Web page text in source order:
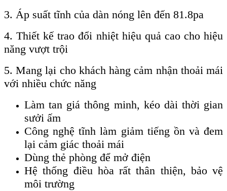
3. Áp suất tĩnh của dàn nóng lên đến 81.8pa
4. Thiết kế trao đổi nhiệt hiệu quả cao cho hiệu
năng vượt trội
5. Mang lại cho khách hàng cảm nhận thoải mái
với nhiều chức năng
Làm tan giá thông minh, kéo dài thời gian
sưởi ấm
Công nghệ tĩnh làm giảm tiếng ồn và đem
lại cảm giác thoải mái
Dùng thẻ phòng để mở điện
Hệ thống điều hòa rất thân thiện, bảo vệ
môi trường